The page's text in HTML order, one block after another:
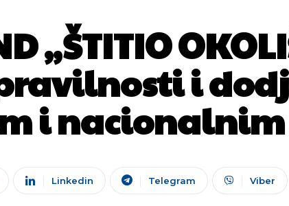
„ŠTITIO
i
i
Linkedin Telegram Viber